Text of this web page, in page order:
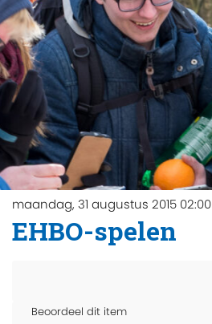
maandag, 31 augustus 2015 02:00
EHBO-spelen
Beoordeel dit item